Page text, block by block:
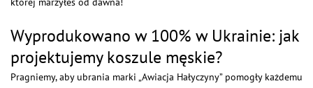
Wyprodukowano w 100% w Ukrainie: jak
projektujemy koszule męskie?
Pragniemy, aby ubrania marki „Awiacja Hałyczyny” pomogły każdemu